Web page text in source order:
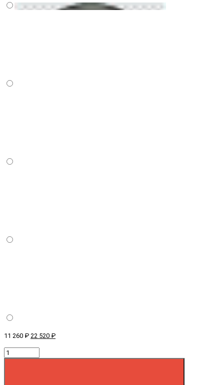
11 260 ₽ 22 520 ₽